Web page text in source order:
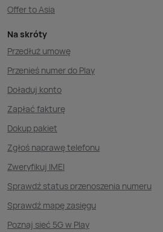
Offer to Asia
Na skróty
Przedłuż umowę
Przenieś numer do Play
Doładuj konto
Zapłać fakturę
Dokup pakiet
Zgłoś naprawę telefonu
Zweryfikuj IMEI
Sprawdź status przenoszenia numeru
Sprawdź mapę zasięgu
Poznaj sieć 5G w Play